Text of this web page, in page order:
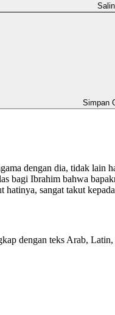
Salin
Simpan
dengan dia, tidak
Ibrahim bahwa
sangat takut
dengan teks Arab,